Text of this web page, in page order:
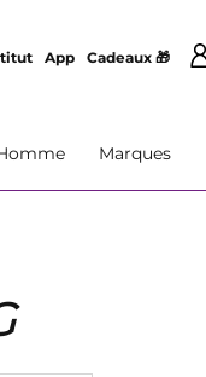
App Cadeaux 🎁
Marques